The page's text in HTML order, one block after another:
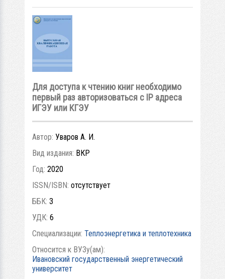
Для доступа к чтению книг необходимо
первый раз авторизоваться с IP адреса
ИГЭУ или КГЭУ
Автор: Уваров А. И.
Вид издания: ВКР
Год: 2020
ISSN/ISBN: отсутствует
ББК: 3
УДК: 6
Специализации: Теплоэнергетика и теплотехника
Относится к ВУЗу(ам):
Ивановский государственный энергетический
университет